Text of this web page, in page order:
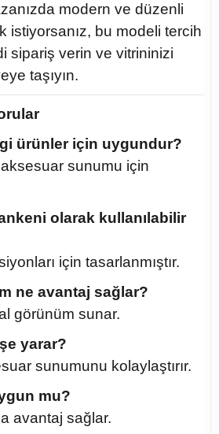
modern ve düzenli
istiyorsanız, bu modeli tercih
sipariş verin ve vitrininizi
taşıyın.
ürünler için uygundur?
sunumu için
olarak kullanılabilir
için tasarlanmıştır.
ne avantaj sağlar?
görünüm sunar.
yarar?
sunumunu kolaylaştırır.
mu?
avantaj sağlar.